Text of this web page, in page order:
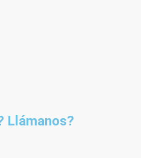
Llámanos?